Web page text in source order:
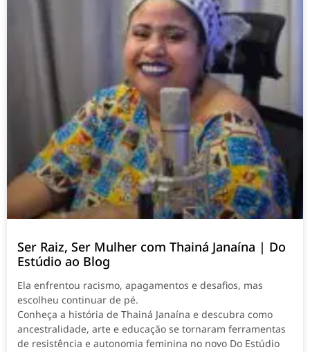
Ser Raiz, Ser Mulher com Thainá Janaína | Do
Estúdio ao Blog
Ela enfrentou racismo, apagamentos e desafios, mas
escolheu continuar de pé.
Conheça a história de Thainá Janaína e descubra como
ancestralidade, arte e educação se tornaram ferramentas
de resistência e autonomia feminina no novo Do Estúdio